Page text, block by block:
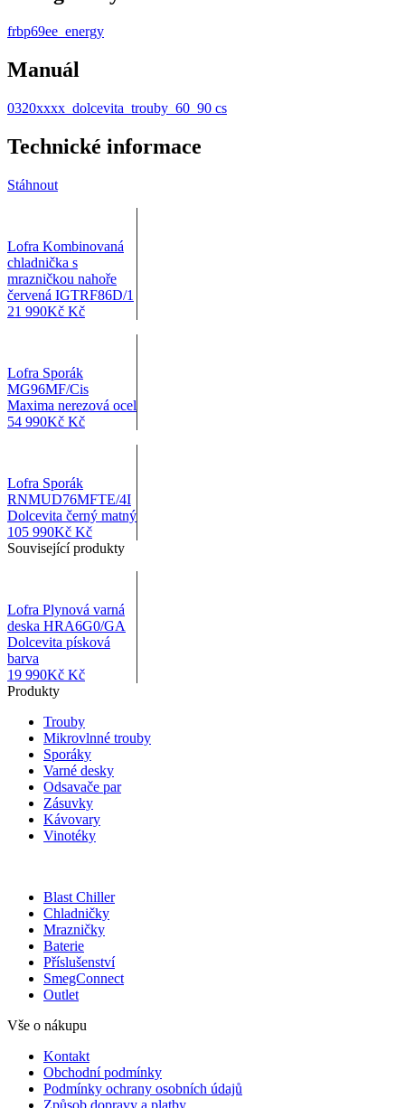
frbp69ee_energy
Manuál
0320xxxx_dolcevita_trouby_60_90 cs
Technické informace
Stáhnout
Lofra Kombinovaná
chladnička s
mrazničkou nahoře
červená IGTRF86D/1
21 990Kč Kč
Lofra Sporák
MG96MF/Cis
Maxima nerezová ocel
54 990Kč Kč
Lofra Sporák
RNMUD76MFTE/4I
Dolcevita černý matný
105 990Kč Kč
Související produkty
Lofra Plynová varná
deska HRA6G0/GA
Dolcevita písková
barva
19 990Kč Kč
Produkty
Trouby
Mikrovlnné trouby
Sporáky
Varné desky
Odsavače par
Zásuvky
Kávovary
Vinotéky
Blast Chiller
Chladničky
Mrazničky
Baterie
Příslušenství
SmegConnect
Outlet
Vše o nákupu
Kontakt
Obchodní podmínky
Podmínky ochrany osobních údajů
Způsob dopravy a platby